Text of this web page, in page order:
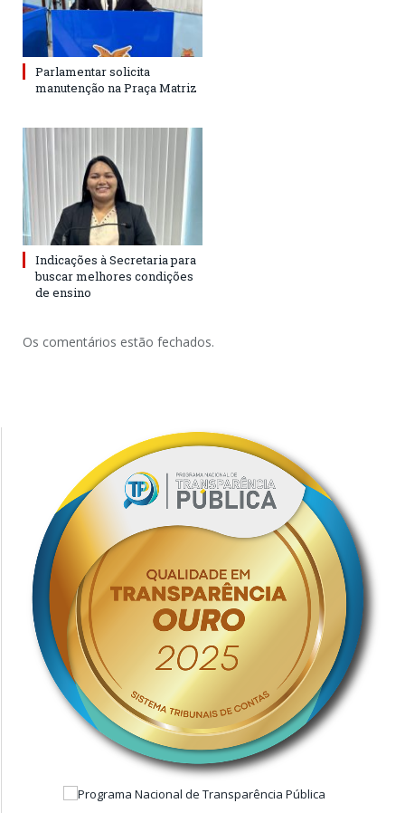
Parlamentar solicita
manutenção na Praça Matriz
Indicações à Secretaria para
buscar melhores condições
de ensino
Os comentários estão fechados.